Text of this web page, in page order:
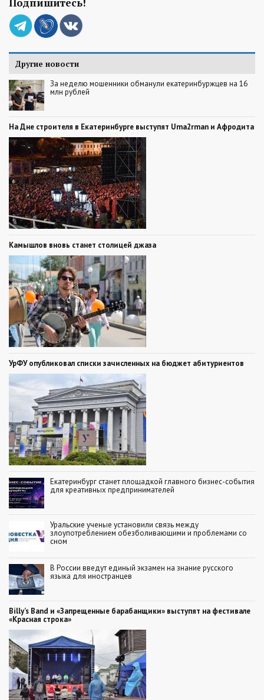
Другие новости
За неделю мошенники обманули екатеринбуржцев на 16
млн рублей
На Дне строителя в Екатеринбурге выступят Uma2rman и Афродита
Камышлов вновь станет столицей джаза
УрФУ опубликовал списки зачисленных на бюджет абитуриентов
Екатеринбург станет площадкой главного бизнес-события
для креативных предпринимателей
Уральские ученые установили связь между
злоупотреблением обезболивающими и проблемами со
сном
В России введут единый экзамен на знание русского
языка для иностранцев
Billy’s Band и «Запрещенные барабанщики» выступят на фестивале
«Красная строка»